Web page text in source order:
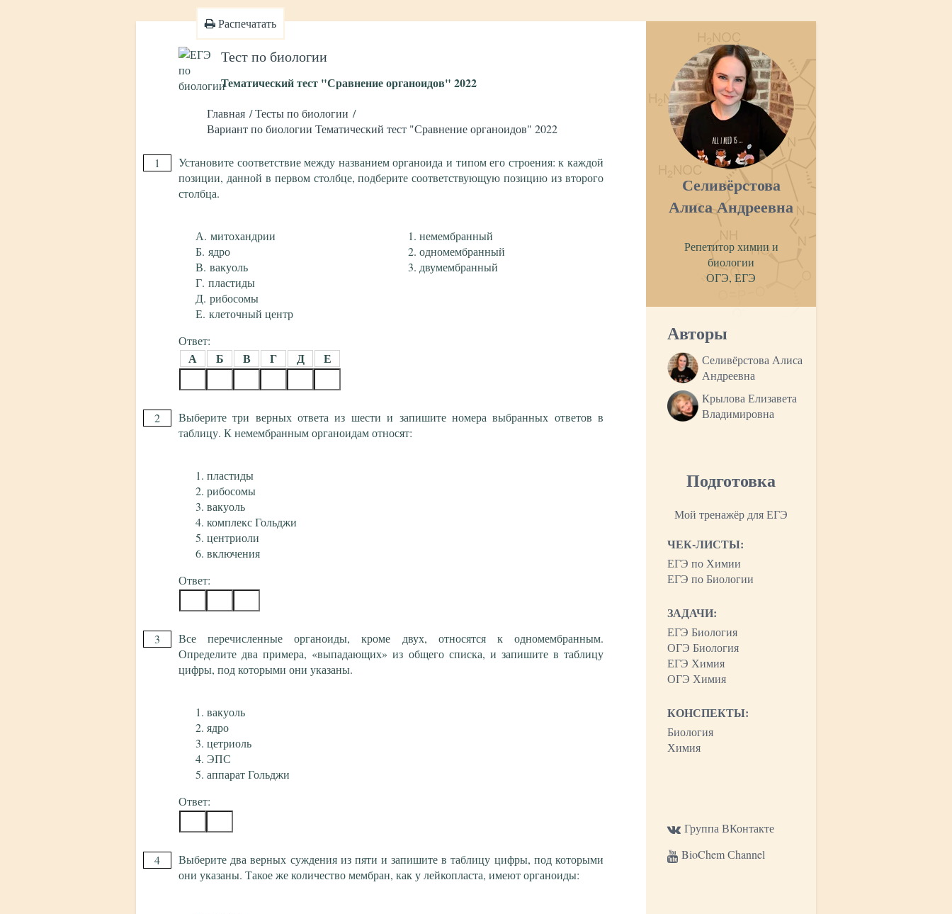
Селивёрстова
Алиса Андреевна
Репетитор химии и
биологии
ОГЭ, ЕГЭ
Авторы
Селивёрстова Алиса
Андреевна
Крылова Елизавета
Владимировна
Подготовка
Мой тренажёр для ЕГЭ
ЧЕК-ЛИСТЫ:
ЕГЭ по Химии
ЕГЭ по Биологии
ЗАДАЧИ:
ЕГЭ Биология
ОГЭ Биология
ЕГЭ Химия
ОГЭ Химия
КОНСПЕКТЫ:
Биология
Химия
Группа ВКонтакте
BioChem Сhannel
Распечатать
Тест по биологии
Тематический тест "Сравнение органоидов" 2022
Главная
Тесты по биологии
Вариант по биологии Тематический тест "Сравнение органоидов" 2022
1
Установите соответствие между названием органоида и типом его строения: к каждой
позиции, данной в первом столбце, подберите соответствующую позицию из второго
столбца.
митохандрии
ядро
вакуоль
пластиды
рибосомы
клеточный центр
немембранный
одномембранный
двумембранный
Ответ:
А Б В Г Д Е
2
Выберите три верных ответа из шести и запишите номера выбранных ответов в
таблицу. К немембранным органоидам относят:
пластиды
рибосомы
вакуоль
комплекс Гольджи
центриоли
включения
Ответ:
3
Все перечисленные органоиды, кроме двух, относятся к одномембранным.
Определите два примера, «выпадающих» из общего списка, и запишите в таблицу
цифры, под которыми они указаны.
вакуоль
ядро
цетриоль
ЭПС
аппарат Гольджи
Ответ:
4
Выберите два верных суждения из пяти и запишите в таблицу цифры, под которыми
они указаны. Такое же количество мембран, как у лейкопласта, имеют органоиды: